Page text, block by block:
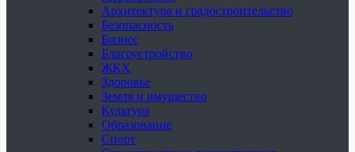
Архитектура и градостроительство
Безопасность
Бизнес
Благоустройство
ЖКХ
Здоровье
Земля и имущество
Культура
Образование
Спорт